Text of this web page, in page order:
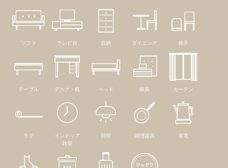
ソファ テレビ台 収納 ダイニング 椅子
テーブル デスク・机 ベッド 寝具 カーテン
ラグ
インテリア
雑貨
照明 調理器具 家電